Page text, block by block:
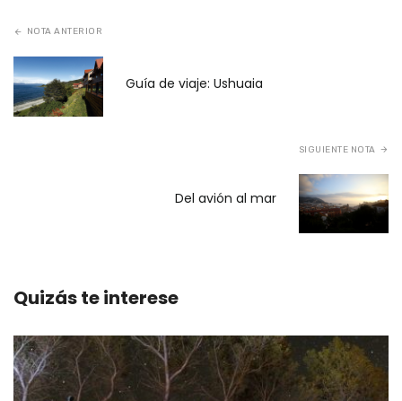
NOTA ANTERIOR
Guía de viaje: Ushuaia
SIGUIENTE NOTA
Del avión al mar
Quizás te interese